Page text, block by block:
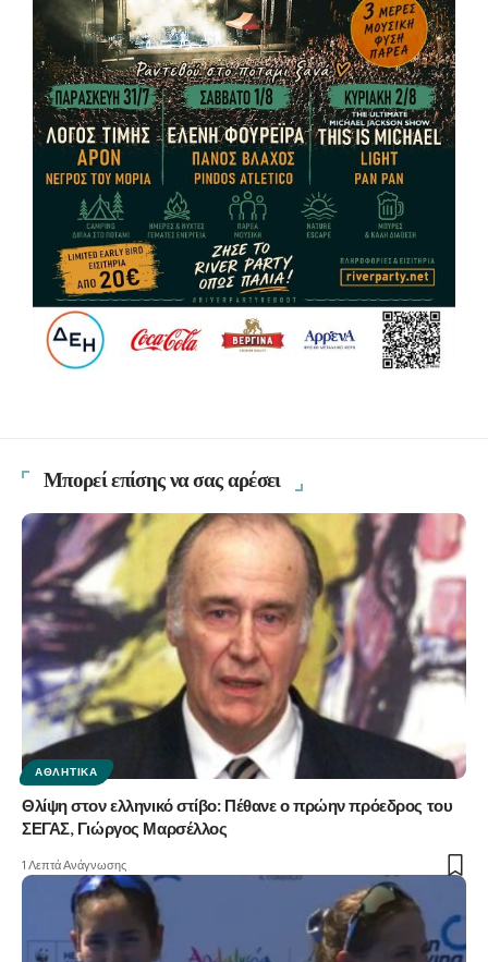
Μπορεί επίσης να σας αρέσει
ΑΘΛΗΤΙΚΆ
Θλίψη στον ελληνικό στίβο: Πέθανε ο πρώην πρόεδρος του
ΣΕΓΑΣ, Γιώργος Μαρσέλλος
1 Λεπτά Ανάγνωσης